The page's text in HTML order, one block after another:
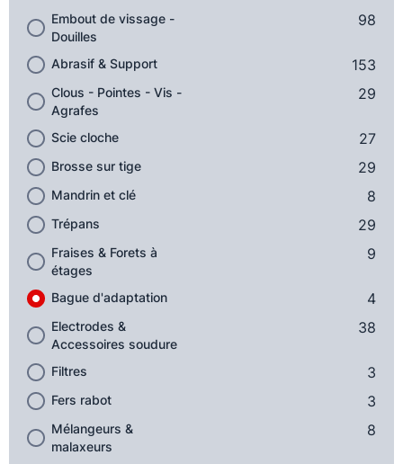
Embout de vissage -
Douilles
98
Abrasif & Support 153
Clous - Pointes - Vis -
Agrafes
29
Scie cloche 27
Brosse sur tige 29
Mandrin et clé 8
Trépans 29
Fraises & Forets à
étages
9
Bague d'adaptation 4
Electrodes &
Accessoires soudure
38
Filtres 3
Fers rabot 3
Mélangeurs &
malaxeurs
8